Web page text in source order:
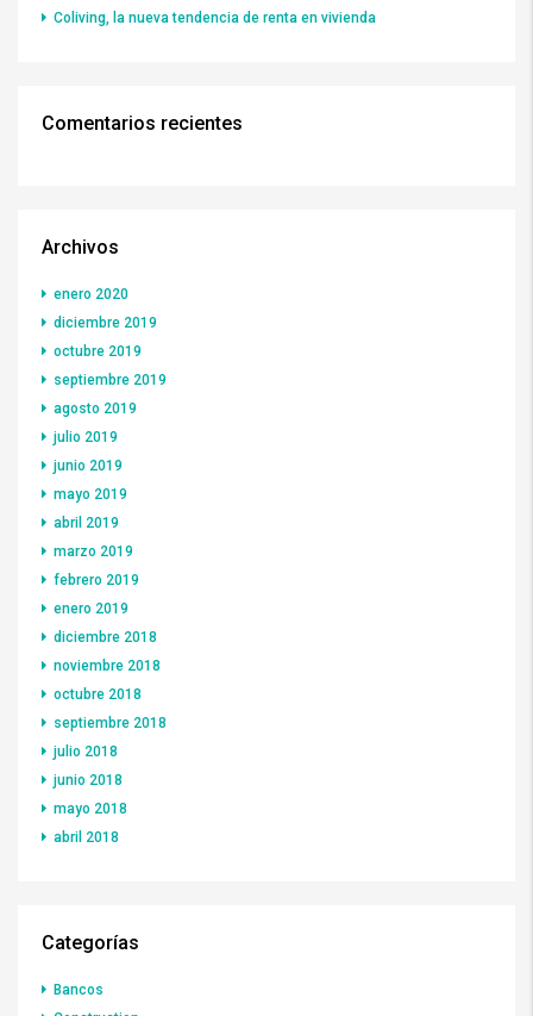
Coliving, la nueva tendencia de renta en vivienda
Comentarios recientes
Archivos
enero 2020
diciembre 2019
octubre 2019
septiembre 2019
agosto 2019
julio 2019
junio 2019
mayo 2019
abril 2019
marzo 2019
febrero 2019
enero 2019
diciembre 2018
noviembre 2018
octubre 2018
septiembre 2018
julio 2018
junio 2018
mayo 2018
abril 2018
Categorías
Bancos